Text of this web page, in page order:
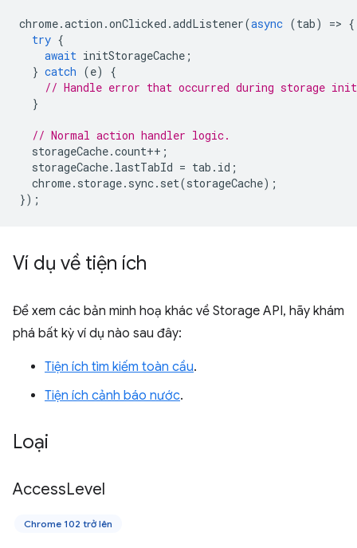
chrome.action .onClicked .addListener(async (tab) => {
try {
await initStorageCache ;
} catch (e)
{
// Handle error that occurred during storage
}
// Normal action handler logic.
storageCache.count++ ;
storageCache. lastTabId = tab . id ;
chrome. storage. sync. set(storageCache);
});
Ví dụ về tiện ích
Để xem các bản minh hoạ khác về Storage API, hãy khám
phá bất kỳ ví dụ nào sau đây:
Tiện ích tìm kiếm toàn cầu.
Tiện ích cảnh báo nước.
Loại
AccessLevel
Chrome 102 trở lên